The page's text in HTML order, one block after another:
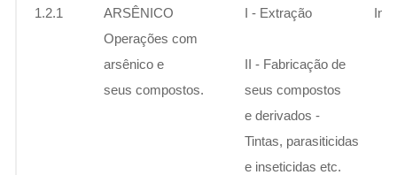
1.2.1
ARSÊNICO
Operações com
arsênico e
seus compostos.
I - Extração
II - Fabricação de
seus compostos
e derivados -
Tintas, parasiticidas
e inseticidas etc.